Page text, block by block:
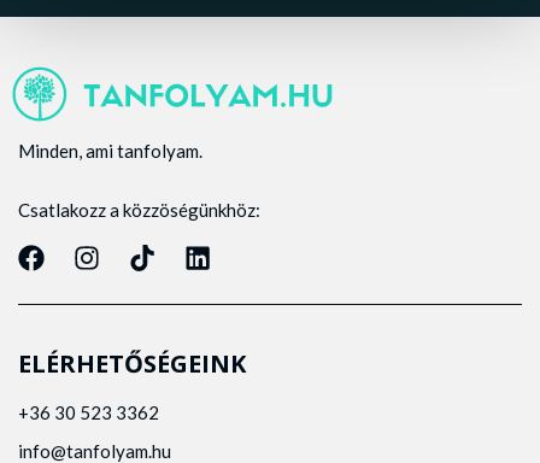
Minden, ami tanfolyam.
Csatlakozz a közzöségünkhöz:
ELÉRHETŐSÉGEINK
+36 30 523 3362
info@tanfolyam.hu